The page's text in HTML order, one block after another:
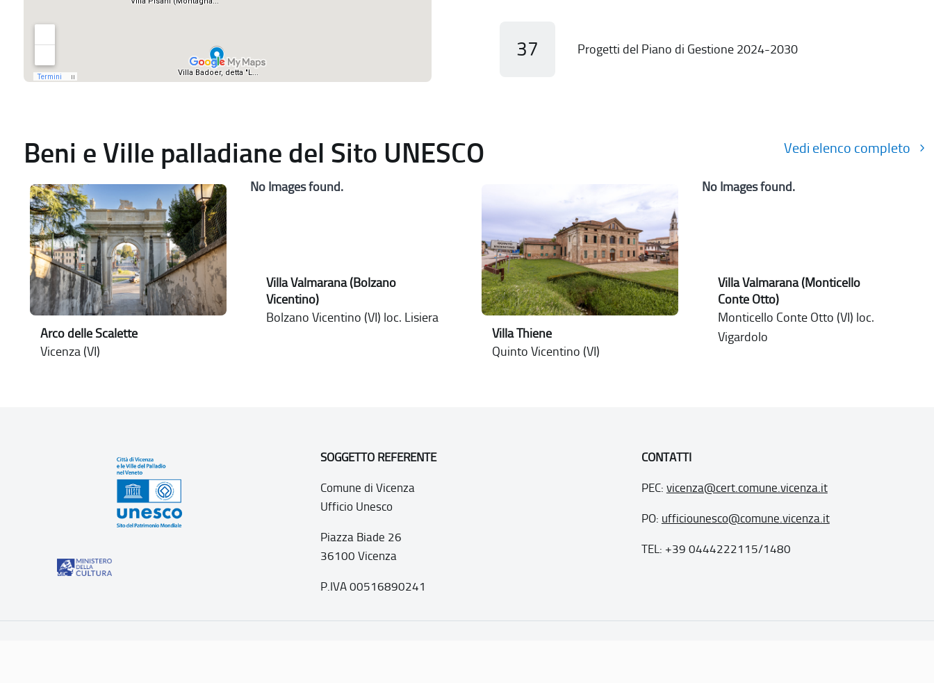
37 Progetti del Piano di Gestione 2024-2030
Beni e Ville palladiane del Sito UNESCO Vedi elenco completo
Arco delle Scalette
Vicenza (VI)
No Images found.
Villa Valmarana (Bolzano
Vicentino)
Bolzano Vicentino (VI) loc. Lisiera
Villa Thiene
Quinto Vicentino (VI)
No Images found.
Villa Valmarana (Monticello
Conte Otto)
Monticello Conte Otto (VI) loc.
Vigardolo
SOGGETTO REFERENTE
Comune di Vicenza
Ufficio Unesco
Piazza Biade 26
36100 Vicenza
P.IVA 00516890241
CONTATTI
PEC: vicenza@cert.comune.vicenza.it
PO: ufficiounesco@comune.vicenza.it
TEL: +39 0444222115/1480